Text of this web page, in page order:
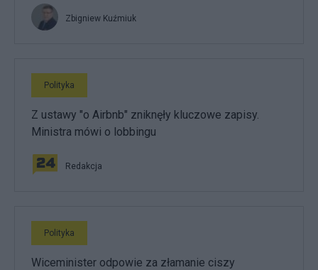
Zbigniew Kuźmiuk
Polityka
Z ustawy "o Airbnb" zniknęły kluczowe zapisy.
Ministra mówi o lobbingu
Redakcja
Polityka
Wiceminister odpowie za złamanie ciszy